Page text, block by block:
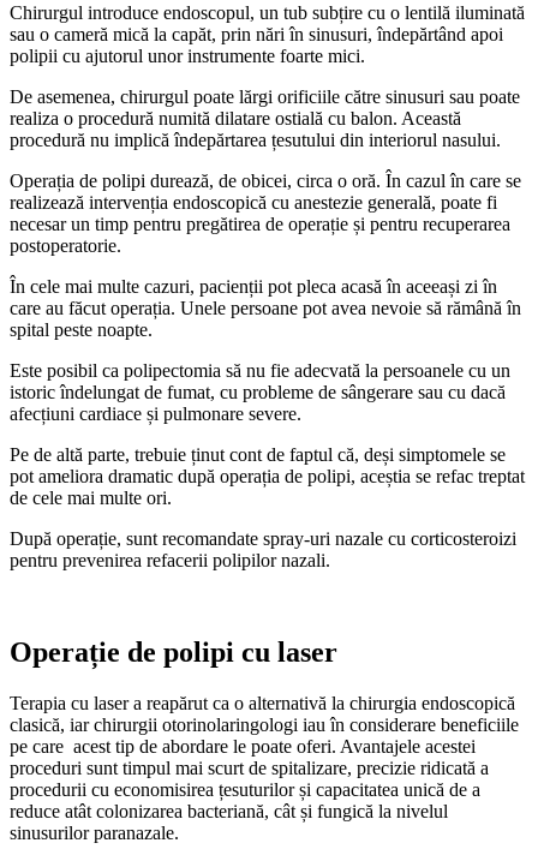
Chirurgul introduce endoscopul, un tub subțire cu o lentilă iluminată
sau o cameră mică la capăt, prin nări în sinusuri, îndepărtând apoi
polipii cu ajutorul unor instrumente foarte mici.
De asemenea, chirurgul poate lărgi orificiile către sinusuri sau poate
realiza o procedură numită dilatare ostială cu balon. Această
procedură nu implică îndepărtarea țesutului din interiorul nasului.
Operația de polipi durează, de obicei, circa o oră. În cazul în care se
realizează intervenția endoscopică cu anestezie generală, poate fi
necesar un timp pentru pregătirea de operație și pentru recuperarea
postoperatorie.
În cele mai multe cazuri, pacienții pot pleca acasă în aceeași zi în
care au făcut operația. Unele persoane pot avea nevoie să rămână în
spital peste noapte.
Este posibil ca polipectomia să nu fie adecvată la persoanele cu un
istoric îndelungat de fumat, cu probleme de sângerare sau cu dacă
afecțiuni cardiace și pulmonare severe.
Pe de altă parte, trebuie ținut cont de faptul că, deși simptomele se
pot ameliora dramatic după operația de polipi, aceștia se refac treptat
de cele mai multe ori.
După operație, sunt recomandate spray-uri nazale cu corticosteroizi
pentru prevenirea refacerii polipilor nazali.
Operație de polipi cu laser
Terapia cu laser a reapărut ca o alternativă la chirurgia endoscopică
clasică, iar chirurgii otorinolaringologi iau în considerare beneficiile
pe care acest tip de abordare le poate oferi. Avantajele acestei
proceduri sunt timpul mai scurt de spitalizare, precizie ridicată a
procedurii cu economisirea țesuturilor și capacitatea unică de a
reduce atât colonizarea bacteriană, cât și fungică la nivelul
sinusurilor paranazale.